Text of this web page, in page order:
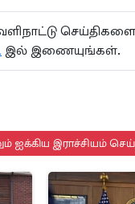
இல் இணையுங்கள்.
ஐக்கிய இராச்சியம்